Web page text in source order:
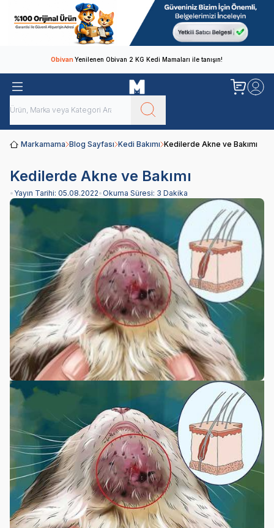
ObivanYenilenen Obivan 2 KG Kedi Mamaları ile tanışın!
Markamama Blog Sayfası Kedi Bakımı Kedilerde Akne ve Bakımı
Kedilerde Akne ve Bakımı
• Yayın Tarihi: 05.08.2022•Okuma Süresi: 3 Dakika